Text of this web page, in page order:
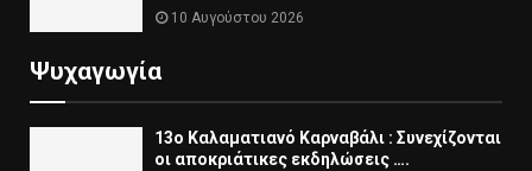
10 Αυγούστου 2026
Ψυχαγωγία
13ο Καλαματιανό Καρναβάλι : Συνεχίζονται
οι αποκριάτικες εκδηλώσεις ….